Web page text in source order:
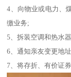
4、向物业或电力、
缴业务;
5、拆装空调和热水
6、通知亲友变更地
7、将存折、有价证